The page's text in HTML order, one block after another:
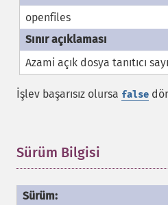
openfiles
Azami açık dosya tanıtıcı
İşlev başarısız olursa false
Sürüm Bilgisi